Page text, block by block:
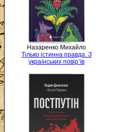
Назаренко Михайло
Тілько істинна правда. З
українських повір’їв